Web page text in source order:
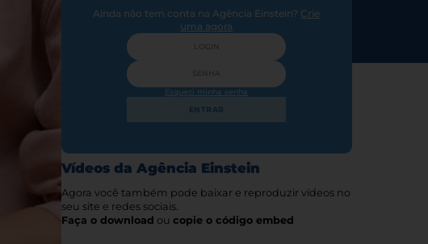
Ainda não tem conta na Agência Einstein? Crie
uma agora
Esqueci minha senha
ENTRAR
Vídeos da Agência Einstein
Agora você também pode baixar e reproduzir vídeos no
seu site e redes sociais.
Faça o download ou copie o código embed